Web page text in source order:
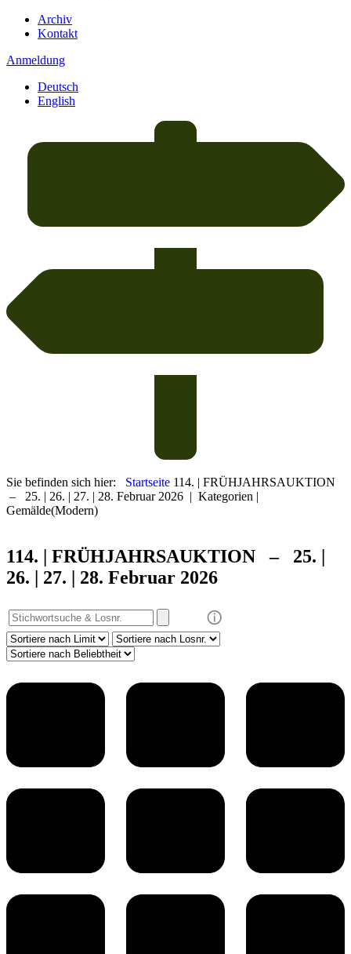
Archiv
Kontakt
Anmeldung
Deutsch
English
Sie befinden sich hier: Startseite 114. | FRÜHJAHRSAUKTION
– 25. | 26. | 27. | 28. Februar 2026 | Kategorien |
Gemälde(Modern)
114. | FRÜHJAHRSAUKTION – 25. |
26. | 27. | 28. Februar 2026